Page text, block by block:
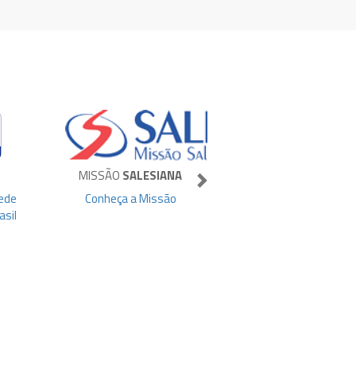
MISSÃO SALESIANA
Conheça a Missão